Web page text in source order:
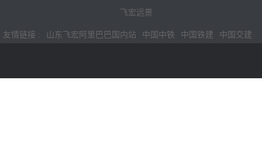
飞宏远景
友情链接 : 山东飞宏阿里巴巴国内站 中国中铁 中国铁建 中国交建